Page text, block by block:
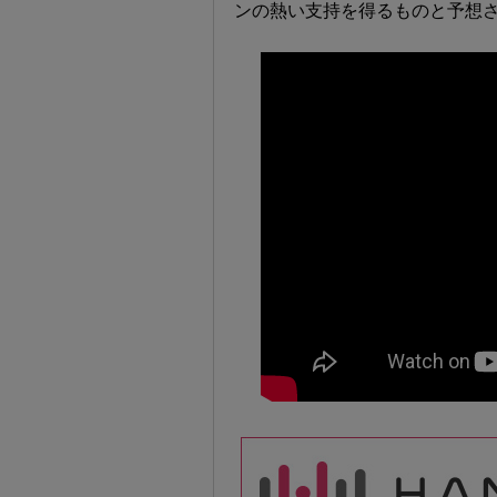
ンの熱い支持を得るものと予想